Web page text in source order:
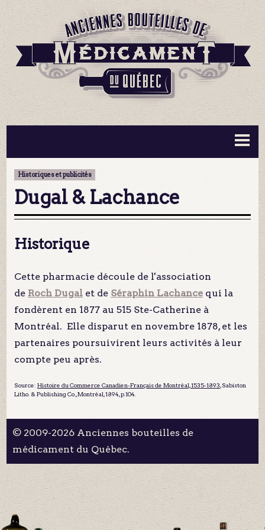
BOUTEILLES ▼
MA COLLECTION
CONTACT
Historiques et publicités
Dugal & Lachance
Historique
Cette pharmacie découle de l'association
de Roch Dugalet de Séraphin Lachancequi la
fondèrent en 1877 au 515 Ste-Catherine à
Montréal. Elle disparut en novembre 1878, et les
partenaires poursuivirent leurs activités à leur
compte peu après.
Source: Histoire du Commerce Canadien-Français de Montréal, 1535-1893, Sabiston
Litho. & Publishing Co., Montréal, 1894, p.104.
© 2009-2026 Anciennes bouteilles de
médicament du Québec.